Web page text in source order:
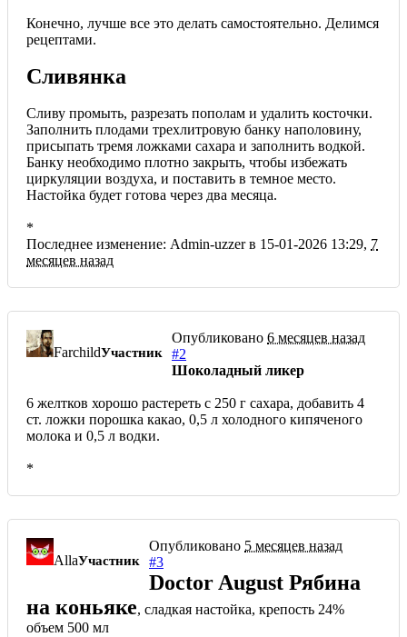
Конечно, лучше все это делать самостоятельно. Делимся
рецептами.
Сливянка
Сливу промыть, разрезать пополам и удалить косточки.
Заполнить плодами трехлитровую банку наполовину,
присыпать тремя ложками сахара и заполнить водкой.
Банку необходимо плотно закрыть, чтобы избежать
циркуляции воздуха, и поставить в темное место.
Настойка будет готова через два месяца.
*
Последнее изменение: Admin-uzzer в 15-01-2026 13:29, 7
месяцев назад
FarchildУчастник
Опубликовано 6 месяцев назад
#2
Шоколадный ликер
6 желтков хорошо растереть с 250 г сахара, добавить 4
ст. ложки порошка какао, 0,5 л холодного кипяченого
молока и 0,5 л водки.
*
AllaУчастник
Опубликовано 5 месяцев назад
#3
Doctor August Рябина
на коньяке, сладкая настойка, крепость 24%
объем 500 мл